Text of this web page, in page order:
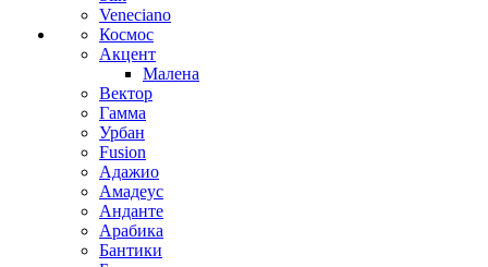
Veneciano
Космос
Акцент
Малена
Вектор
Гамма
Урбан
Fusion
Адажио
Амадеус
Анданте
Арабика
Бантики